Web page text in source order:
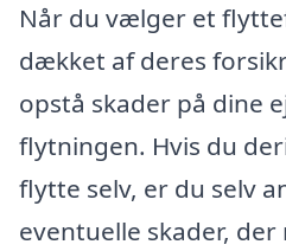
Når du vælger et
dækket af deres
opstå skader på dine
flytningen. Hvis du
flytte selv, er du selv
eventuelle skader,